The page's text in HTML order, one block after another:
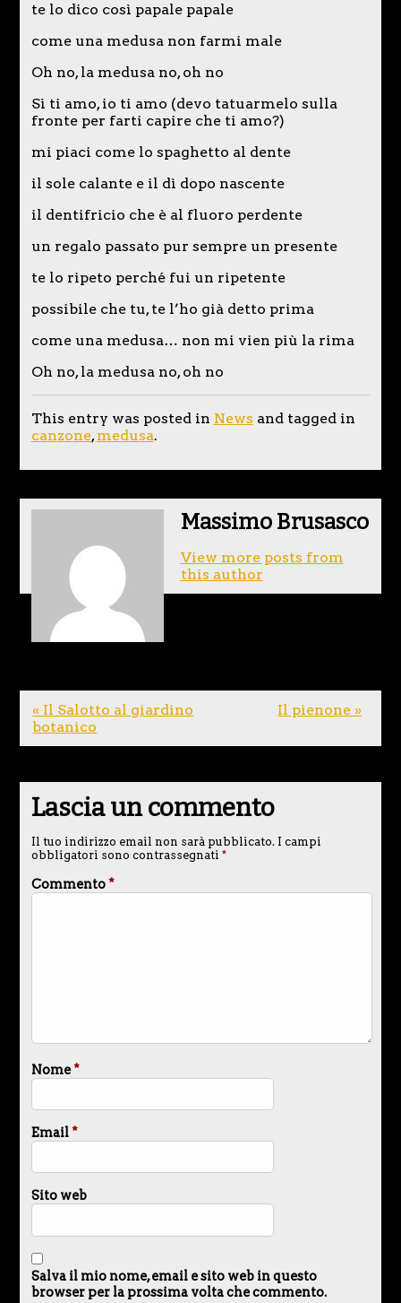
te lo dico così papale papale
come una medusa non farmi male
Oh no, la medusa no, oh no
Sì ti amo, io ti amo (devo tatuarmelo sulla
fronte per farti capire che ti amo?)
mi piaci come lo spaghetto al dente
il sole calante e il dì dopo nascente
il dentifricio che è al fluoro perdente
un regalo passato pur sempre un presente
te lo ripeto perché fui un ripetente
possibile che tu, te l’ho già detto prima
come una medusa… non mi vien più la rima
Oh no, la medusa no, oh no
This entry was posted in News and tagged in
canzone,medusa.
Massimo Brusasco
View more posts from
this author
« Il Salotto al giardino
botanico
Il pienone »
Lascia un commento
Il tuo indirizzo email non sarà pubblicato. I campi
obbligatori sono contrassegnati *
Commento*
Nome*
Email*
Sito web
Salva il mio nome, email e sito web in questo
browser per la prossima volta che commento.